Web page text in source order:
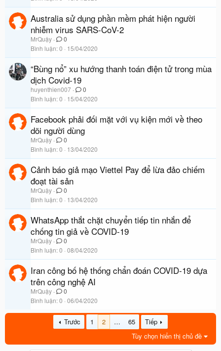
Australia sử dụng phần mềm phát hiện người
nhiễm virus SARS-CoV-2
MrQuậy
0
Bình luận 0 15/04/2020
“Bùng nổ” xu hướng thanh toán điện tử trong mùa
dịch Covid-19
huyenthien007
0
Bình luận 0 15/04/2020
Facebook phải đối mặt với vụ kiện mới về theo
dõi người dùng
MrQuậy
0
Bình luận 0 13/04/2020
Cảnh báo giả mạo Viettel Pay để lừa đảo chiếm
đoạt tài sản
MrQuậy
0
Bình luận 0 13/04/2020
WhatsApp thắt chặt chuyển tiếp tin nhắn để
chống tin giả về COVID-19
MrQuậy
0
Bình luận 0 08/04/2020
Iran công bố hệ thống chẩn đoán COVID-19 dựa
trên công nghệ AI
MrQuậy
0
Bình luận 0 06/04/2020
Trước 1 2 … 65
Tiếp
Tùy chọn hiển thị chủ đề